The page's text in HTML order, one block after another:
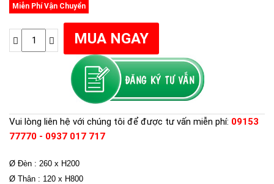
Miễn Phí Vận Chuyển
Vui lòng liên hệ với chúng tôi để được tư vấn miễn phí: 09153
77770 - 0937 017 717
Ø Đèn : 260 x H200
Ø Thân : 120 x H800